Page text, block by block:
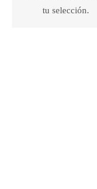
tu selección.